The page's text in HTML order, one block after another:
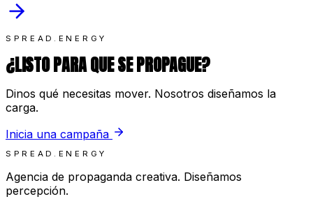
SPREAD.ENERGY
¿LISTO PARA QUE SE PROPAGUE?
Dinos qué necesitas mover. Nosotros diseñamos la
carga.
Inicia una campaña
SPREAD.ENERGY
Agencia de propaganda creativa. Diseñamos
percepción.